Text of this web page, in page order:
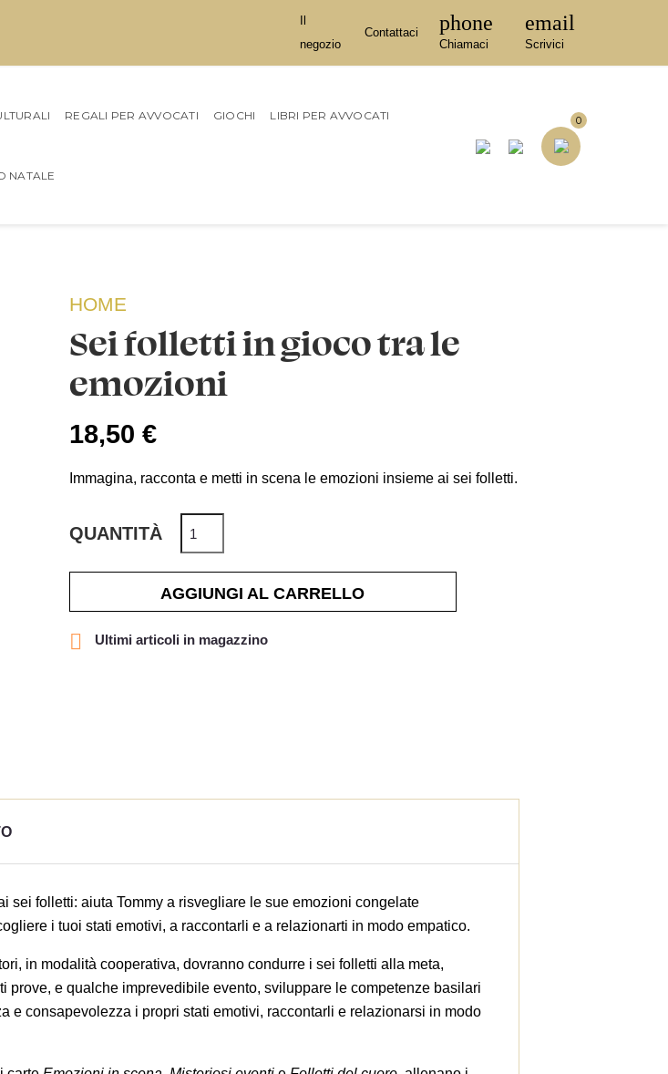
negozio
Contattaci phone
Chiamaci
email
Scrivici
REGALI PER AVVOCATI GIOCHI LIBRI PER AVVOCATI
NATALE
0
HOME
Sei folletti in gioco tra le
emozioni
18,50 €
Immagina, racconta e metti in scena le emozioni insieme ai sei folletti.
QUANTITÀ
AGGIUNGI AL CARRELLO
 Ultimi articoli in magazzino
sei folletti: aiuta Tommy a risvegliare le sue emozioni congelate
i tuoi stati emotivi, a raccontarli e a relazionarti in modo empatico.
in modalità cooperativa, dovranno condurre i sei folletti alla meta,
prove, e qualche imprevedibile evento, sviluppare le competenze basilari
e consapevolezza i propri stati emotivi, raccontarli e relazionarsi in modo